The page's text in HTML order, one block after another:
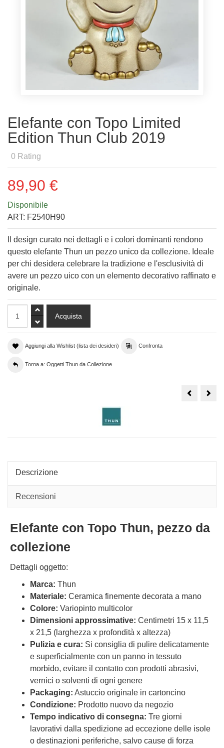
Elefante con Topo Limited
Edition Thun Club 2019
0 Rating
89,90 €
Disponibile
ART: F2540H90
Il design curato nei dettagli e i colori dominanti rendono
questo elefante Thun un pezzo unico da collezione. Ideale
per chi desidera celebrare la tradizione e l'esclusività di
avere un pezzo uico con un elemento decorativo raffinato e
originale.
Aggiungi alla Wishlist (lista dei desideri) Confronta
Torna a: Oggetti Thun da Collezione
THUN
Descrizione
Recensioni
Elefante con Topo Thun, pezzo da
collezione
Dettagli oggetto:
Marca: Thun
Materiale: Ceramica finemente decorata a mano
Colore: Variopinto multicolor
Dimensioni approssimative: Centimetri 15 x 11,5
x 21,5 (larghezza x profondità x altezza)
Pulizia e cura: Si consiglia di pulire delicatamente
e superficialmente con un panno in tessuto
morbido, evitare il contatto con prodotti abrasivi,
vernici o solventi di ogni genere
Packaging: Astuccio originale in cartoncino
Condizione: Prodotto nuovo da negozio
Tempo indicativo di consegna: Tre giorni
lavorativi dalla spedizione ad eccezione delle isole
o destinazioni periferiche, salvo cause di forza